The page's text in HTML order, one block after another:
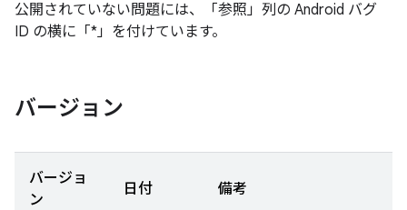
公開されていない問題には、「参照」 列の Android バグ
ID の横に「*」を付けています。
バージョン
バージョ
ン
日付 備考